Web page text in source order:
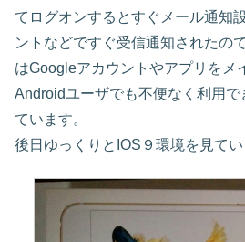
てログオンするとすぐメール通知
ントなどですぐ受信通知されたの
はGoogleアカウントやアプリをメ
Androidユーザでも不便なく利用で
ています。
後日ゆっくりとIOS９環境を見てい